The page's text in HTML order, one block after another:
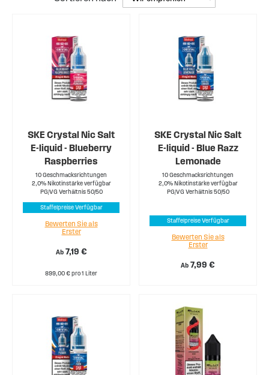
SKE Crystal Nic Salt
E-liquid - Blueberry
Raspberries
10 Geschmacksrichtungen
2,0% Nikotinstärke verfügbar
PG/VG Verhältnis 50/50
Staffelpreise Verfügbar
Ab 7,19 €
Bewerten Sie als
Erster
899,00 € pro 1 Liter
SKE Crystal Nic Salt
E-liquid - Blue Razz
Lemonade
10 Geschmacksrichtungen
2,0% Nikotinstärke verfügbar
PG/VG Verhältnis 50/50
Staffelpreise Verfügbar
Ab 7,99 €
Bewerten Sie als
Erster